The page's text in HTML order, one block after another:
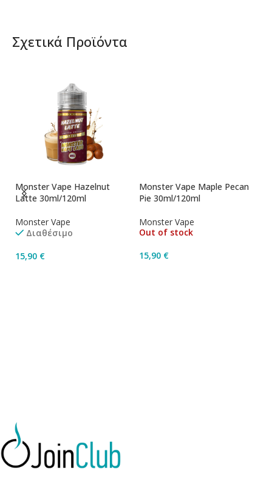
Σχετικά Προϊόντα
Monster Vape Hazelnut
Latte 30ml/120ml
Monster Vape
Διαθέσιμο
15,90 €
Monster Vape Maple Pecan
Pie 30ml/120ml
Monster Vape
Out of stock
15,90 €